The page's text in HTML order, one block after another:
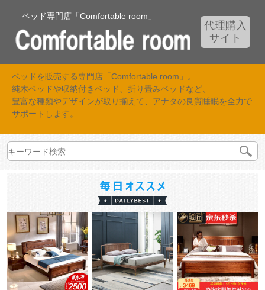
ベッド専門店「Comfortable room」
代理購入
サイト
ベッドを販売する専門店「Comfortable room」。
純木ベッドや収納付きベッド、折り畳みベッドなど、
豊富な種類やデザインが取り揃えて、アナタの良質睡眠を全力で
サポートします。